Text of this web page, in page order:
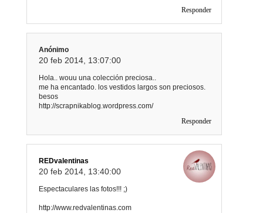
Responder
Anónimo
20 feb 2014, 13:07:00
Hola.. wouu una colección preciosa..
me ha encantado. los vestidos largos son preciosos.
besos
http://scrapnikablog.wordpress.com/
Responder
REDvalentinas
20 feb 2014, 13:40:00
Espectaculares las fotos!!! ;)
http://www.redvalentinas.com